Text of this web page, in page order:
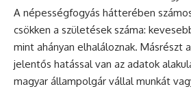
A népességfogyás hátterében
csökken a születések száma:
mint ahányan elhaláloznak. Másrészt
jelentős hatással van az adatok
magyar állampolgár vállal munkát